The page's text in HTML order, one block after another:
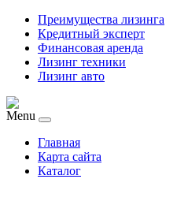
Преимущества лизинга
Кредитный эксперт
Финансовая аренда
Лизинг техники
Лизинг авто
Menu
Главная
Карта сайта
Каталог